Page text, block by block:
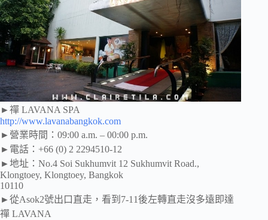
►禪 LAVANA SPA
http://www.lavanabangkok.com
►營業時間：09:00 a.m. – 00:00 p.m.
►電話：+66 (0) 2 2294510-12
►地址：No.4 Soi Sukhumvit 12 Sukhumvit Road.,
Klongtoey, Klongtoey, Bangkok
10110
►從Asok2號出口直走，看到7-11後左轉直走沒多遠即達
禪 LAVANA